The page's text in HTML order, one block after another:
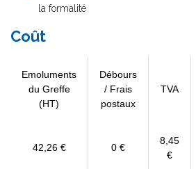
la formalité
Coût
Emoluments
du Greffe
(HT)
Débours
/ Frais
postaux
TVA
42,26 € 0 €
8,45
€